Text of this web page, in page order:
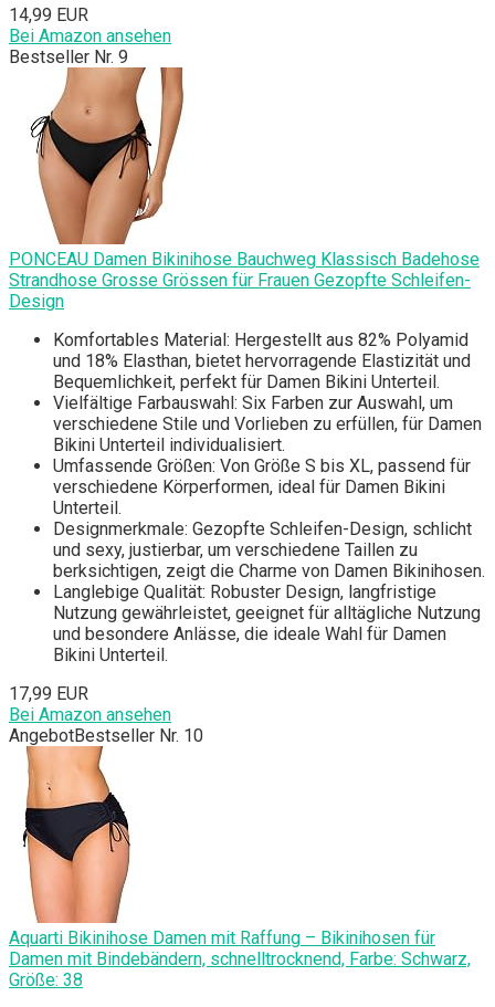
14,99 EUR
Bei Amazon ansehen
Bestseller Nr. 9
PONCEAU Damen Bikinihose Bauchweg Klassisch Badehose
Strandhose Grosse Grössen für Frauen Gezopfte Schleifen-
Design
Komfortables Material: Hergestellt aus 82% Polyamid
und 18% Elasthan, bietet hervorragende Elastizität und
Bequemlichkeit, perfekt für Damen Bikini Unterteil.
Vielfältige Farbauswahl: Six Farben zur Auswahl, um
verschiedene Stile und Vorlieben zu erfüllen, für Damen
Bikini Unterteil individualisiert.
Umfassende Größen: Von Größe S bis XL, passend für
verschiedene Körperformen, ideal für Damen Bikini
Unterteil.
Designmerkmale: Gezopfte Schleifen-Design, schlicht
und sexy, justierbar, um verschiedene Taillen zu
berksichtigen, zeigt die Charme von Damen Bikinihosen.
Langlebige Qualität: Robuster Design, langfristige
Nutzung gewährleistet, geeignet für alltägliche Nutzung
und besondere Anlässe, die ideale Wahl für Damen
Bikini Unterteil.
17,99 EUR
Bei Amazon ansehen
AngebotBestseller Nr. 10
Aquarti Bikinihose Damen mit Raffung – Bikinihosen für
Damen mit Bindebändern, schnelltrocknend, Farbe: Schwarz,
Größe: 38